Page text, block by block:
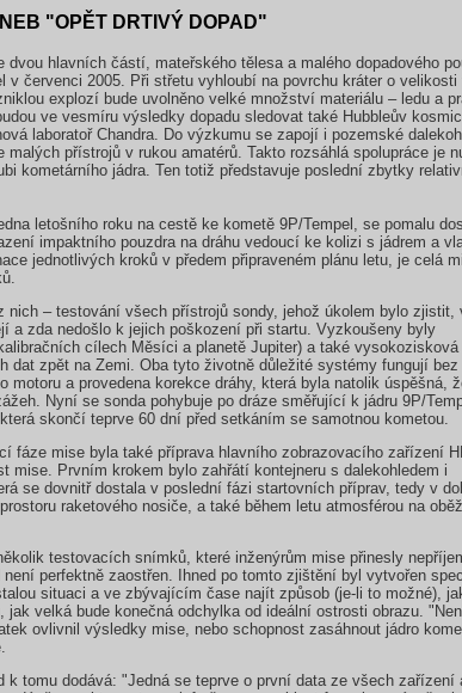
"OPĚT DRTIVÝ DOPAD"
hlavních částí, mateřského tělesa a malého dopadového
v červenci 2005. Při střetu vyhloubí na povrchu kráter o
explozí bude uvolněno velké množství materiálu – ledu a
ve vesmíru výsledky dopadu sledovat také Hubbleův
laboratoř Chandra. Do výzkumu se zapojí i pozemské
přístrojů v rukou amatérů. Takto rozsáhlá spolupráce je
kometárního jádra. Ten totiž představuje poslední zbytky
letošního roku na cestě ke kometě 9P/Tempel, se pomalu
impaktního pouzdra na dráhu vedoucí ke kolizi s jádrem a
jednotlivých kroků v předem připraveném plánu letu, je celá
nich – testování všech přístrojů sondy, jehož úkolem bylo zjistit,
a zda nedošlo k jejich poškození při startu. Vyzkoušeny byly
cílech Měsíci a planetě Jupiter) a také vysokozisková
dat zpět na Zemi. Oba tyto životně důležité systémy fungují bez
a provedena korekce dráhy, která byla natolik úspěšná,
Nyní se sonda pohybuje po dráze směřující k jádru 9P/
skončí teprve 60 dní před setkáním se samotnou kometou.
fáze mise byla také příprava hlavního zobrazovacího zařízení
mise. Prvním krokem bylo zahřátí kontejneru s dalekohledem i
se dovnitř dostala v poslední fázi startovních příprav, tedy v
raketového nosiče, a také během letu atmosférou na
testovacích snímků, které inženýrům mise přinesly
perfektně zaostřen. Ihned po tomto zjištění byl vytvořen
situaci a ve zbývajícím čase najít způsob (je-li to možné),
velká bude konečná odchylka od ideální ostrosti obrazu.
ovlivnil výsledky mise, nebo schopnost zasáhnout jádro
k tomu dodává: "Jedná se teprve o první data ze všech zařízení